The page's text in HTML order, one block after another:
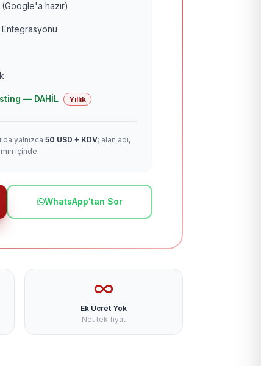
hazır)
— DAHİL Yıllık
yalnızca 50 USD + KDV; alan adı,
içinde.
WhatsApp'tan Sor
Ek Ücret Yok
Net tek fiyat